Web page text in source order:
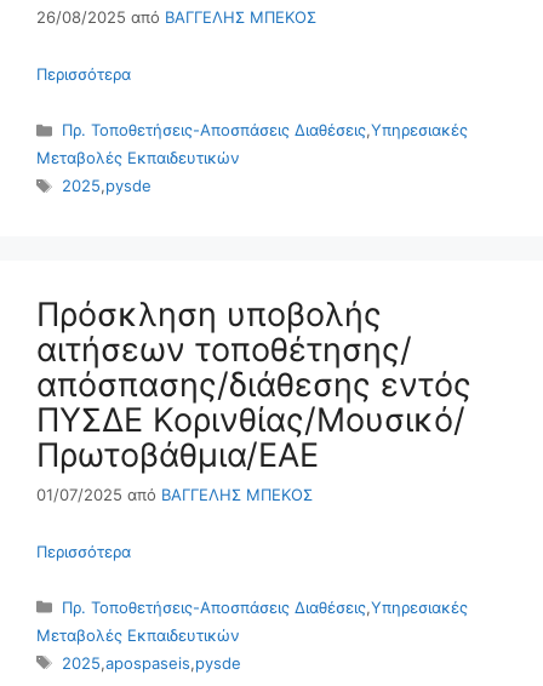
26/08/2025 από ΒΑΓΓΕΛΗΣ ΜΠΕΚΟΣ
Περισσότερα
Κατηγορίες
Πρ. Τοποθετήσεις-Αποσπάσεις Διαθέσεις,Υπηρεσιακές
Μεταβολές Εκπαιδευτικών
Ετικέτες
2025,pysde
Πρόσκληση υποβολής
αιτήσεων τοποθέτησης/
απόσπασης/διάθεσης εντός
ΠΥΣΔΕ Κορινθίας/Μουσικό/
Πρωτοβάθμια/ΕΑΕ
01/07/2025 από ΒΑΓΓΕΛΗΣ ΜΠΕΚΟΣ
Περισσότερα
Κατηγορίες
Πρ. Τοποθετήσεις-Αποσπάσεις Διαθέσεις,Υπηρεσιακές
Μεταβολές Εκπαιδευτικών
Ετικέτες
2025,apospaseis,pysde